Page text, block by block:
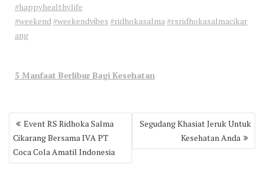
#happyhealthylife
#weekend #weekendvibes #ridhokasalma #rsridhokasalmacikar
ang
5 Manfaat Berlibur Bagi Kesehatan
Post
navigation
Event RS Ridhoka Salma
Cikarang Bersama IVA PT
Coca Cola Amatil Indonesia
Segudang Khasiat Jeruk Untuk
Kesehatan Anda